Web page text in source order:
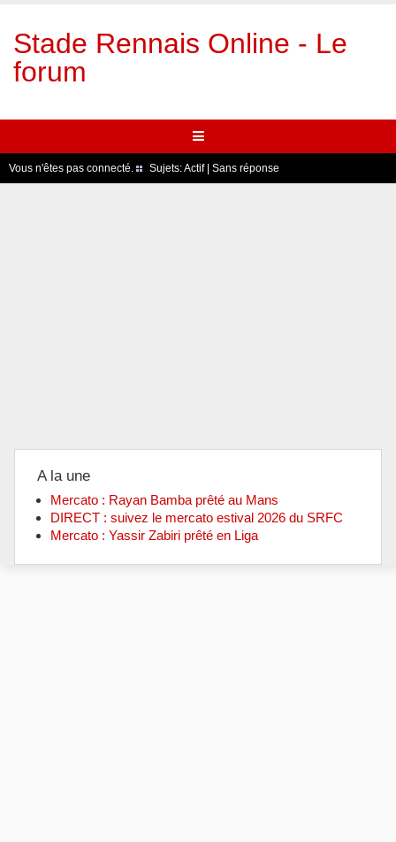
Stade Rennais Online - Le
forum
Vous n'êtes pas connecté. Sujets:Actif| Sans réponse
A la une
Mercato : Rayan Bamba prêté au Mans
DIRECT : suivez le mercato estival 2026 du SRFC
Mercato : Yassir Zabiri prêté en Liga